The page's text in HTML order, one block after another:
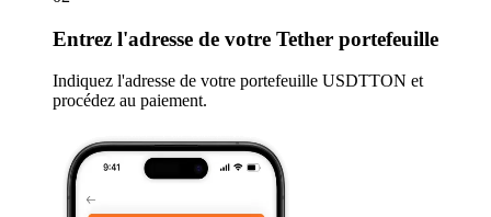
Entrez l'adresse de votre Tether portefeuille
Indiquez l'adresse de votre portefeuille USDTTON et
procédez au paiement.